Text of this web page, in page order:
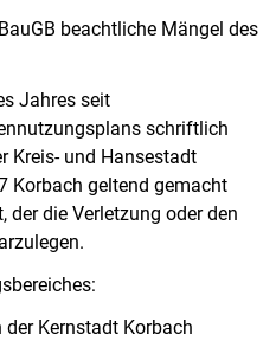
beachtliche Mängel des
Jahres seit
schriftlich
Kreis- und Hansestadt
Korbach geltend gemacht
der die Verletzung oder den
Kernstadt Korbach